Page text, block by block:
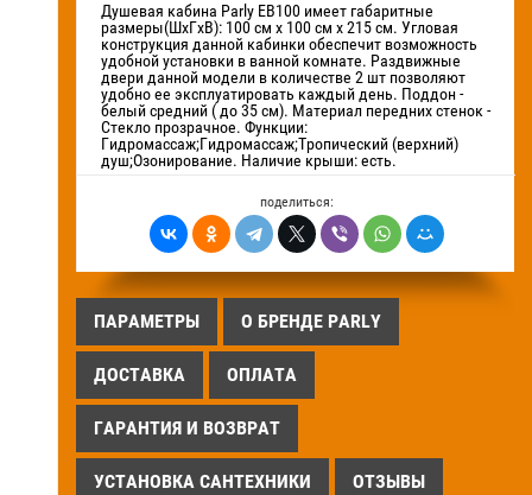
Душевая кабина Parly EB100 имеет габаритные
размеры(ШхГхВ): 100 см х 100 см х 215 см. Угловая
конструкция данной кабинки обеспечит возможность
удобной установки в ванной комнате. Раздвижные
двери данной модели в количестве 2 шт позволяют
удобно ее эксплуатировать каждый день. Поддон -
белый средний ( до 35 см). Материал передних стенок -
Стекло прозрачное. Функции:
Гидромассаж;Гидромассаж;Тропический (верхний)
душ;Озонирование. Наличие крыши: есть.
поделиться:
ПАРАМЕТРЫ О БРЕНДЕ PARLY
ДОСТАВКА ОПЛАТА
ГАРАНТИЯ И ВОЗВРАТ
УСТАНОВКА САНТЕХНИКИ ОТЗЫВЫ